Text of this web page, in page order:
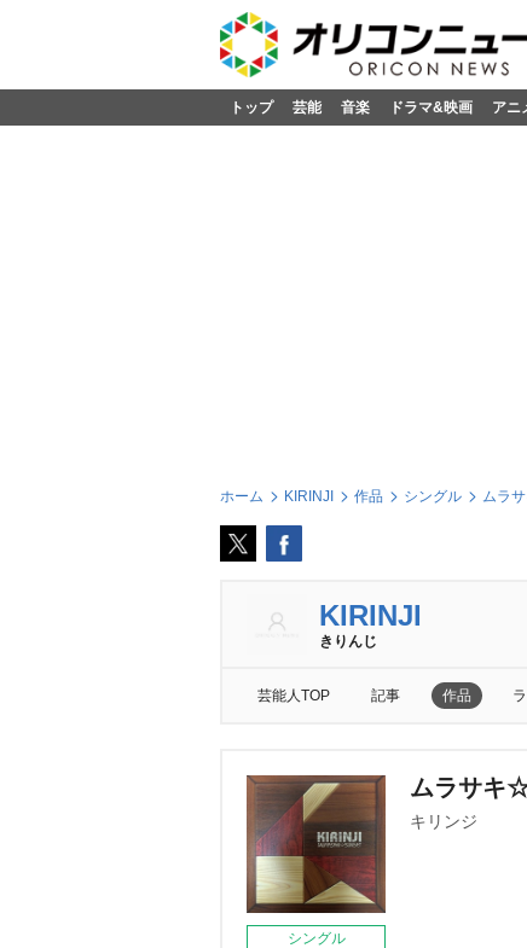
トップ 芸能 音楽 ドラマ&映画 アニ
ホーム KIRINJI 作品 シングル ムラ
KIRINJI
きりんじ
芸能人TOP 記事 作品
シングル
ムラサキ
キリンジ